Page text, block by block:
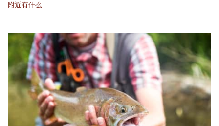
附近有什么